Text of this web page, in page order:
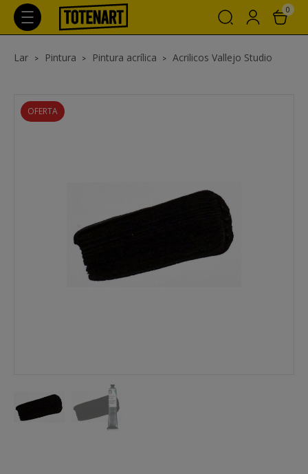
0
Lar Pintura Pintura acrílica Acrilicos Vallejo Studio
OFERTA